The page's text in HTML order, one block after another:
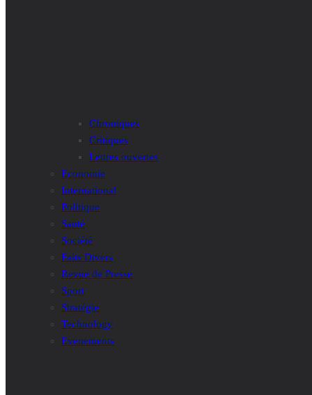
Chroniques
Critiques
Lettres ouvertes
Economie
International
Politique
Santé
Société
Faits Divers
Revue de Presse
Sport
Stratégie
Technology
Evenements